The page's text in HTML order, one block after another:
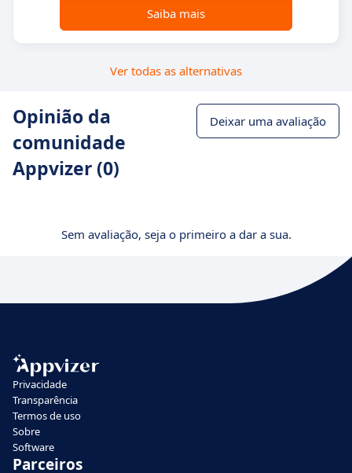
Saiba mais
Ver todas as alternativas
Opinião da
comunidade
Appvizer (0)
Deixar uma avaliação
Sem avaliação, seja o primeiro a dar a sua.
Privacidade
Transparência
Termos de uso
Sobre
Software
Parceiros